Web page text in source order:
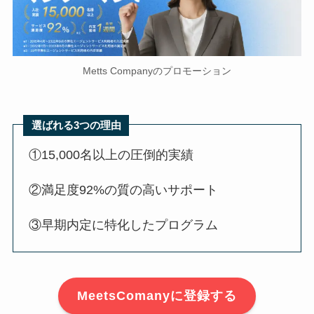
Metts Companyのプロモーション
選ばれる3つの理由
①15,000名以上の圧倒的実績
②満足度92%の質の高いサポート
③早期内定に特化したプログラム
MeetsComanyに登録する